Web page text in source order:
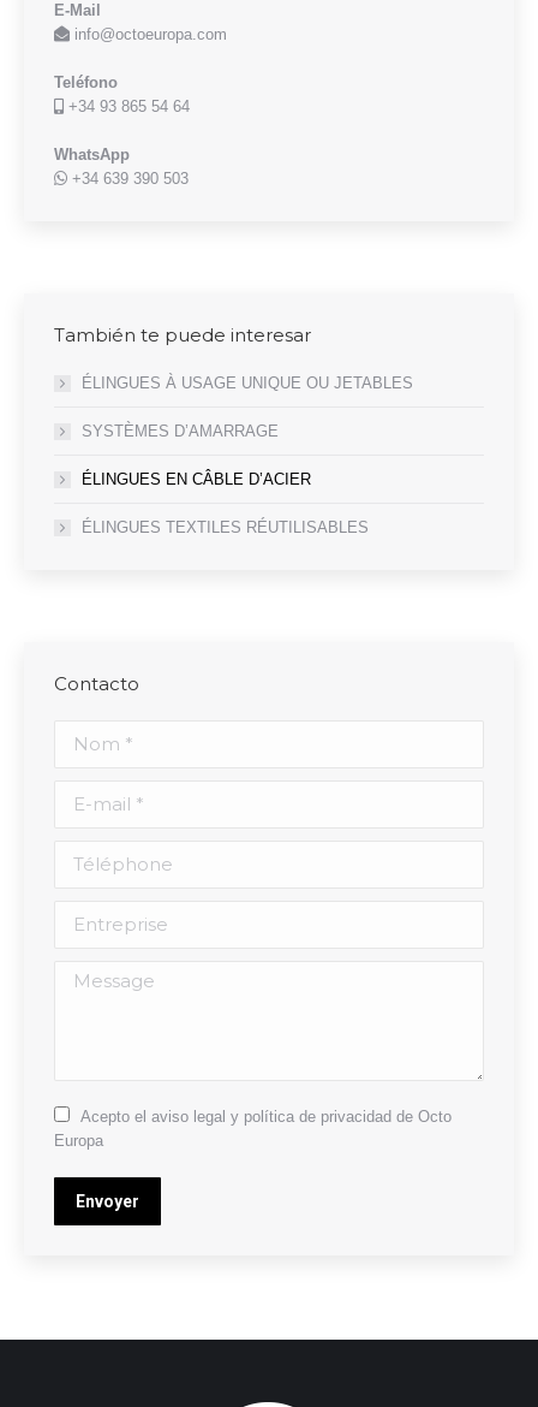
E-Mail
info@octoeuropa.com
Teléfono
+34 93 865 54 64
WhatsApp
+34 639 390 503
También te puede interesar
ÉLINGUES À USAGE UNIQUE OU JETABLES
SYSTÈMES D’AMARRAGE
ÉLINGUES EN CÂBLE D’ACIER
ÉLINGUES TEXTILES RÉUTILISABLES
Contacto
Message
Acepto el aviso legal y política de privacidad de Octo
Europa
Envoyer